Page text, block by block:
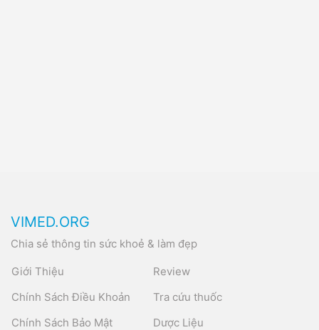
VIMED.ORG
Chia sẻ thông tin sức khoẻ & làm đẹp
Giới Thiệu
Chính Sách Điều Khoản
Chính Sách Bảo Mật
Review
Tra cứu thuốc
Dược Liệu